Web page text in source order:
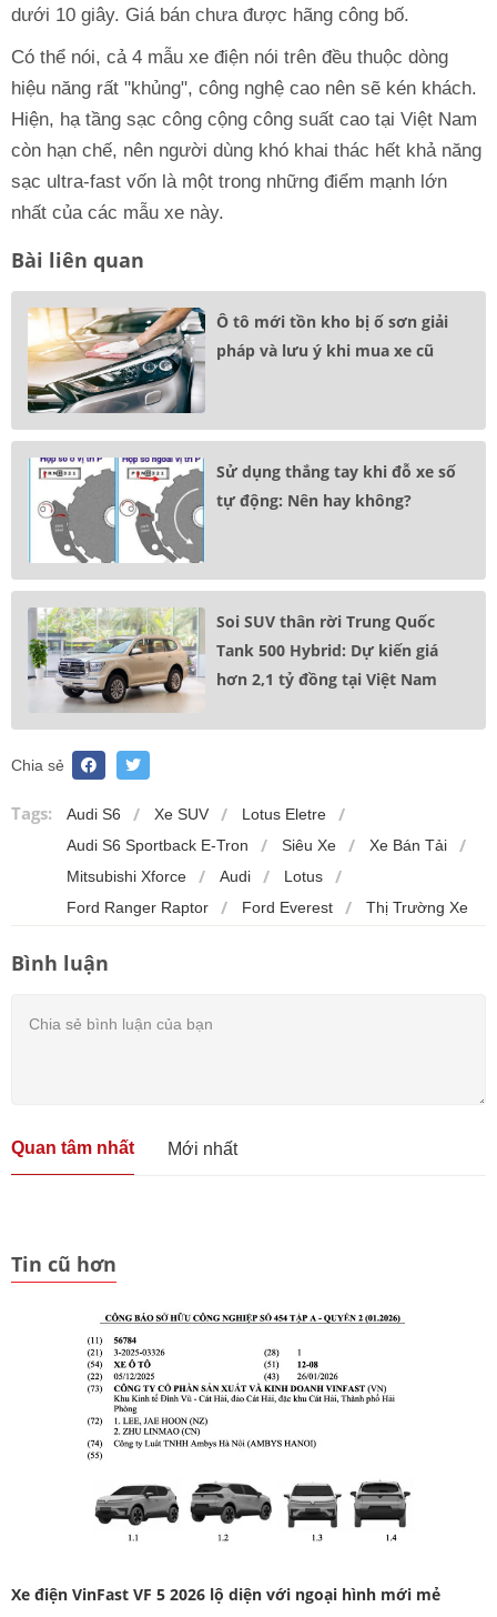
dưới 10 giây. Giá bán chưa được hãng công bố.
Có thể nói, cả 4 mẫu xe điện nói trên đều thuộc dòng
hiệu năng rất "khủng", công nghệ cao nên sẽ kén khách.
Hiện, hạ tầng sạc công cộng công suất cao tại Việt Nam
còn hạn chế, nên người dùng khó khai thác hết khả năng
sạc ultra-fast vốn là một trong những điểm mạnh lớn
nhất của các mẫu xe này.
Bài liên quan
Ô tô mới tồn kho bị ố sơn giải
pháp và lưu ý khi mua xe cũ
Sử dụng thắng tay khi đỗ xe số
tự động: Nên hay không?
Soi SUV thân rời Trung Quốc
Tank 500 Hybrid: Dự kiến giá
hơn 2,1 tỷ đồng tại Việt Nam
Chia sẻ
Tags: Audi S6 Xe SUV
Lotus Eletre
Audi S6 Sportback E-Tron
Siêu Xe
Xe Bán Tải
Mitsubishi Xforce
Audi
Lotus
Ford Ranger Raptor
Ford Everest Thị Trường Xe
Bình luận
Quan tâm nhất Mới nhất
Tin cũ hơn
Xe điện VinFast VF 5 2026 lộ diện với ngoại hình mới mẻ